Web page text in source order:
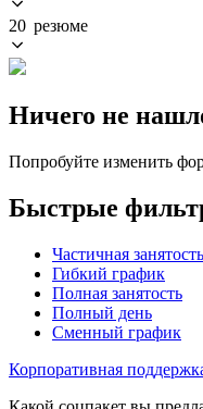
20 резюме
Ничего не
Попробуйте изменить
Быстрые
Частичная занятость
Гибкий график
Полная занятость
Полный день
Сменный график
Корпоративная